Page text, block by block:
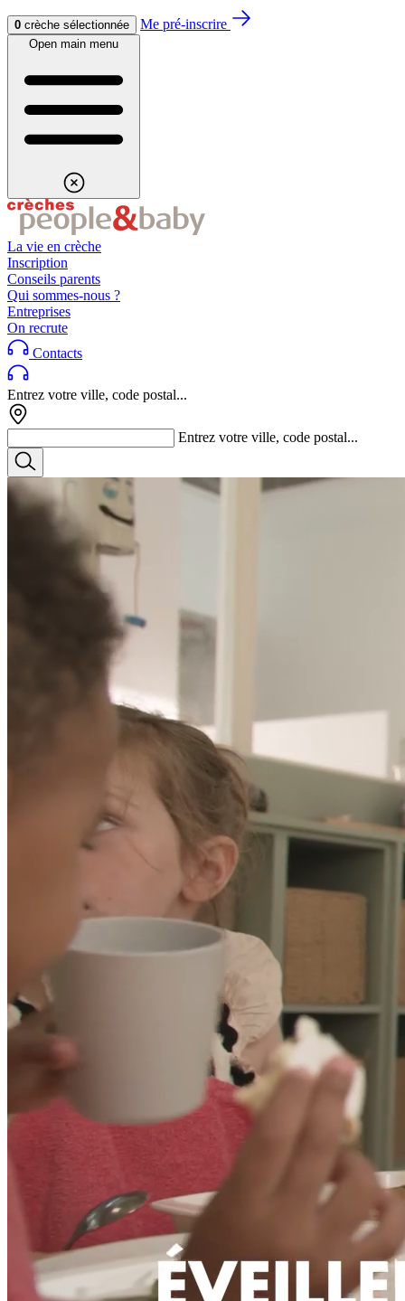
Aller au contenuAller au footer
0 crèche sélectionnée Me pré-inscrire
Open main menu
La vie en crèche
Inscription
Conseils parents
Qui sommes-nous ?
Entreprises
On recrute
Contacts
Entrez votre ville, code postal...
Entrez votre ville, code postal...